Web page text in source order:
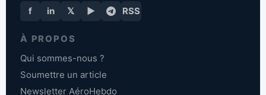
f in 𝕏 ▶ RSS
À PROPOS
Qui sommes-nous ?
Soumettre un article
Newsletter AéroHebdo